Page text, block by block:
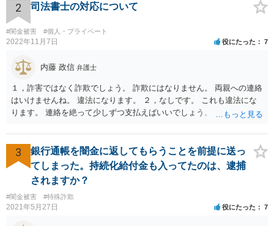
2 司法書士の対応について
#闇金被害 #個人・プライベート
2022年11月7日 役にたった 7
内藤 政信 弁護士
１，詐害ではなく詐欺でしょう。 詐欺にはなりません。 両親への連絡
はいけませんね。 違法になります。 ２，なしです。 これも違法にな
ります。 連絡を絶って少しずつ支払えばいいでしょう。
3
銀行通帳を闇金に返してもらうことを前提に送っ
てしまった。持続化給付金も入ってたのは、逮捕
されますか？
#闇金被害 #特殊詐欺
2021年5月27日 役にたった 7